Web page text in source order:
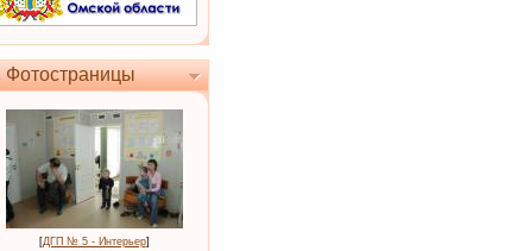
Фотостраницы
[ДГП № 5 - Интерьер]